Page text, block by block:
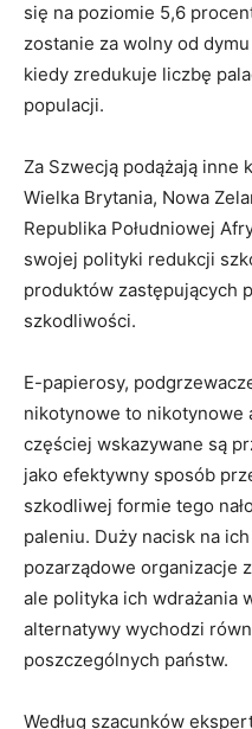
się na poziomie 5,6
zostanie za wolny od
kiedy zredukuje liczbę
populacji.
Za Szwecją podążają inne
Wielka Brytania, Nowa
Republika Południowej
swojej polityki redukcji
produktów zastępujących
szkodliwości.
E-papierosy,
nikotynowe to nikotynowe
częściej wskazywane są
jako efektywny sposób
szkodliwej formie tego
paleniu. Duży nacisk na
pozarządowe organizacje
ale polityka ich wdrażania
alternatywy wychodzi
poszczególnych państw.
Według szacunków